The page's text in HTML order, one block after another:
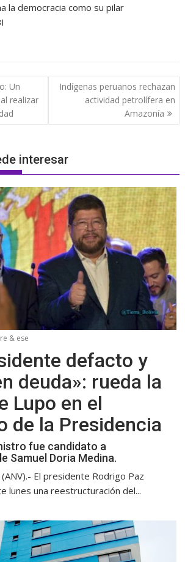
la democracia como su pilar
Un
realizar
Indígenas peruanos rechazan
actividad petrolífera en
Amazonía
interesar
& ese
defacto y
deuda»: rueda la
Lupo en el
de la Presidencia
fue candidato a
Samuel Doria Medina.
El presidente Rodrigo Paz
lunes una reestructuración del...